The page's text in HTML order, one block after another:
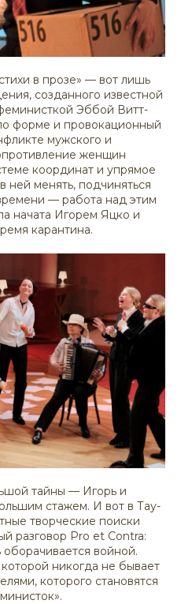
в прозе» — вот лишь
созданного известной
Эббой Витт-
форме и провокационный
мужского и
женщин
координат и упрямое
ней менять, подчиняться
— работа над этим
начата Игорем Яцко и
карантина.
тайны — Игорь и
стажем. И вот в Тау-
творческие поиски
разговор Pro et Contra:
войной.
никогда не бывает
которого становятся